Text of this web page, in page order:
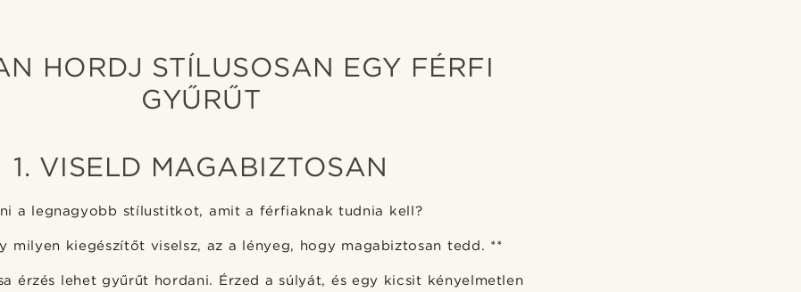
HORDJ STÍLUSOSAN EGY FÉRFI
GYŰRŰT
1. VISELD MAGABIZTOSAN
a legnagyobb stílustitkot, amit a férfiaknak tudnia kell?
milyen kiegészítőt viselsz, az a lényeg, hogy magabiztosan tedd. **
érzés lehet gyűrűt hordani. Érzed a súlyát, és egy kicsit kényelmetlen